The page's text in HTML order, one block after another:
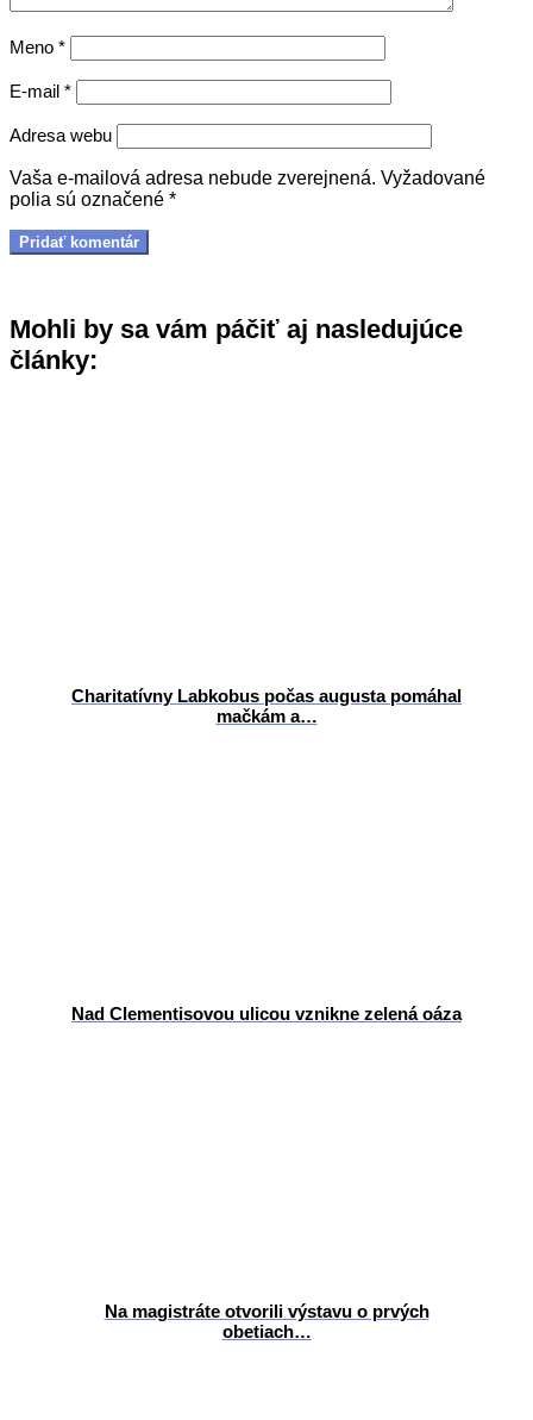
Meno *
E-mail *
Adresa webu
Vaša e-mailová adresa nebude zverejnená. Vyžadované
polia sú označené *
Mohli by sa vám páčiť aj nasledujúce
články:
Charitatívny Labkobus počas augusta pomáhal
mačkám a…
Nad Clementisovou ulicou vznikne zelená oáza
Na magistráte otvorili výstavu o prvých
obetiach…